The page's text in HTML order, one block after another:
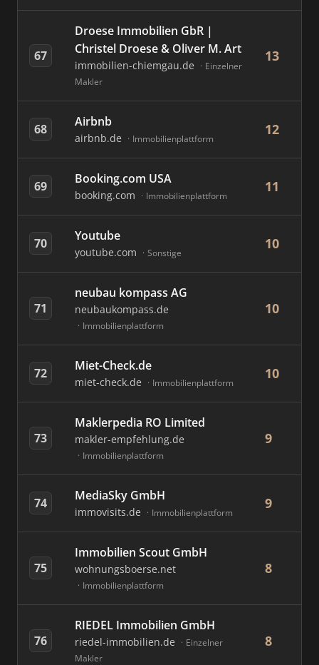
67
Droese Immobilien GbR |
Christel Droese & Oliver M. Art
immobilien-chiemgau.de
Einzelner
Makler
13
68 Airbnb
airbnb.de Immobilienplattform
12
69 Booking.com USA
booking.com Immobilienplattform
11
70 Youtube
youtube.com Sonstige
10
71
neubau kompass AG
neubaukompass.de
Immobilienplattform
10
72 Miet-Check.de
miet-check.de Immobilienplattform
10
73
Maklerpedia RO Limited
makler-empfehlung.de
Immobilienplattform
9
74 MediaSky GmbH
immovisits.de Immobilienplattform
9
75
Immobilien Scout GmbH
wohnungsboerse.net
Immobilienplattform
8
76
RIEDEL Immobilien GmbH
riedel-immobilien.de
Einzelner
Makler
8